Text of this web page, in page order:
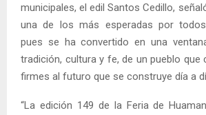
municipales, el edil Santos Cedillo,
una de los más esperadas por
pues se ha convertido en una
tradición, cultura y fe, de un pueblo que
firmes al futuro que se construye día a
“La edición 149 de la Feria de